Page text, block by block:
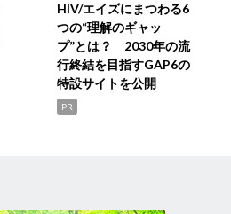
HIV/エイズにまつわる6
つの“理解のギャッ
プ”とは？ 2030年の流
行終結を目指すGAP6の
特設サイトを公開
PR